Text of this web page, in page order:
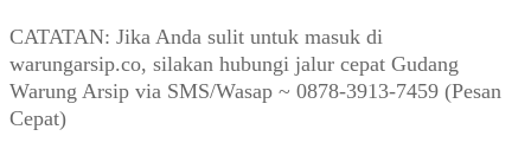
CATATAN: Jika Anda sulit untuk masuk di
warungarsip.co, silakan hubungi jalur cepat Gudang
Warung Arsip via SMS/Wasap ~ 0878-3913-7459 (Pesan
Cepat)